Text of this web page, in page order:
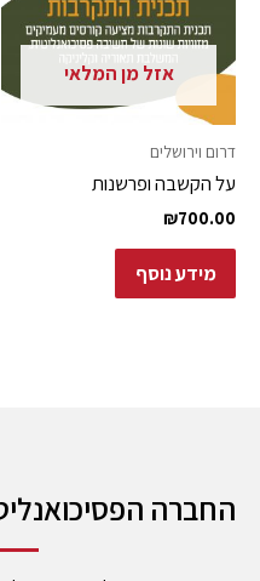
אזל מן המלאי
דרום וירושלים
על הקשבה ופרשנות
₪700.00
מידע נוסף
החברה